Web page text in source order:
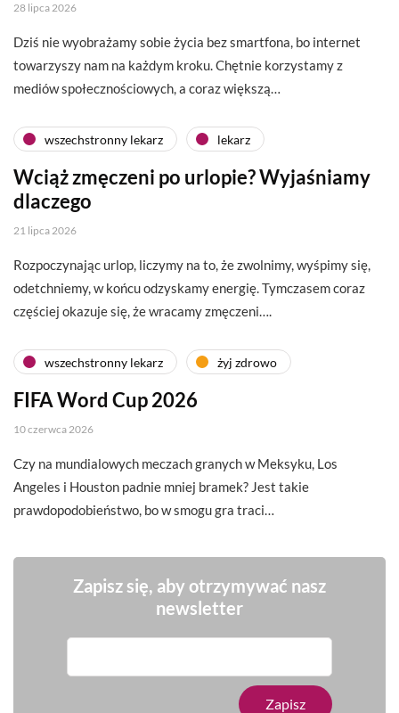
28 lipca 2026
Dziś nie wyobrażamy sobie życia bez smartfona, bo internet
towarzyszy nam na każdym kroku. Chętnie korzystamy z
mediów społecznościowych, a coraz większą…
wszechstronny lekarz lekarz
Wciąż zmęczeni po urlopie? Wyjaśniamy
dlaczego
21 lipca 2026
Rozpoczynając urlop, liczymy na to, że zwolnimy, wyśpimy się,
odetchniemy, w końcu odzyskamy energię. Tymczasem coraz
częściej okazuje się, że wracamy zmęczeni….
wszechstronny lekarz żyj zdrowo
FIFA Word Cup 2026
10 czerwca 2026
Czy na mundialowych meczach granych w Meksyku, Los
Angeles i Houston padnie mniej bramek? Jest takie
prawdopodobieństwo, bo w smogu gra traci…
Zapisz się, aby otrzymywać nasz
newsletter